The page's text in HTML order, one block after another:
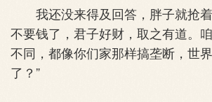
我还没来得及回答，胖子就抢着
不要钱了，君子好财，取之有道。
不同，都像你们家那样搞垄断，世
了？”